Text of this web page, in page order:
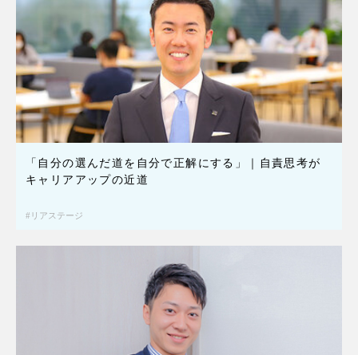
「自分の選んだ道を自分で正解にする」｜自責思考が
キャリアアップの近道
リアステージ